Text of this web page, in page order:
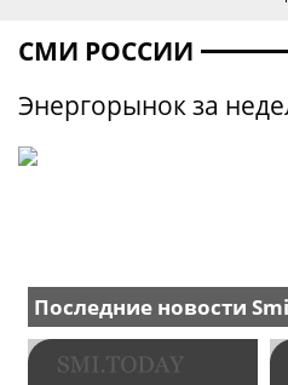
СМИ РОССИИ
Энергорынок за